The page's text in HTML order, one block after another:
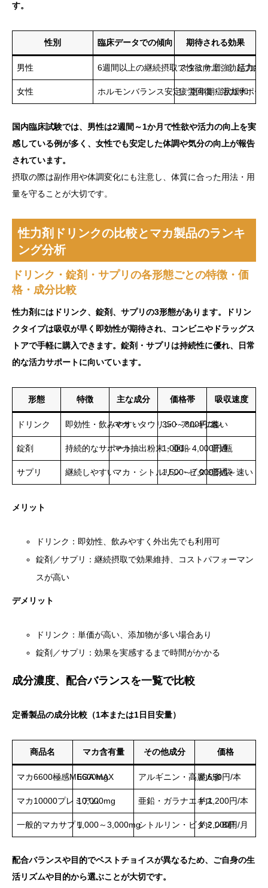
す。
性別 臨床データでの傾向 期待される効果
男性 6週間以上の継続摂取で性欲向上、勃起力向
スタミナ増強、活力維
女性 ホルモンバランス安定、更年期症状緩和
疲労回復・活力サポー
国内臨床試験では、男性は2週間～1か月で性欲や活力の向上を実
感している例が多く、女性でも安定した体調や気分の向上が報告
されています。
摂取の際は副作用や体調変化にも注意し、体質に合った用法・用
量を守ることが大切です。
性力剤ドリンクの比較とマカ製品のランキ
ング分析
ドリンク・錠剤・サプリの各形態ごとの特徴・価
格・成分比較
性力剤にはドリンク、錠剤、サプリの3形態があります。ドリン
クタイプは吸収が早く即効性が期待され、コンビニやドラッグス
トアで手軽に購入できます。錠剤・サプリは持続性に優れ、日常
的な活力サポートに向いています。
形態 特徴 主な成分 価格帯 吸収速度
ドリンク 即効性・飲みやすいマカ・タウリン・アルギニン
350～800円/本速い
錠剤 持続的なサポートマカ抽出粉末・亜鉛1,000～4,000円/瓶
普通
サプリ 継続しやすいマカ・シトルリン・ビタミン
1,500～7,000円/袋普通～速い
メリット
ドリンク：即効性、飲みやすく外出先でも利用可
錠剤／サプリ：継続摂取で効果維持、コストパフォーマン
スが高い
デメリット
ドリンク：単価が高い、添加物が多い場合あり
錠剤／サプリ：効果を実感するまで時間がかかる
成分濃度、配合バランスを一覧で比較
定番製品の成分比較（1本または1日目安量）
商品名 マカ含有量 その他成分 価格
マカ6600極感MEGA MAX
6600mg アルギニン・高麗人参
約650円/本
マカ10000プレミアム
10,000mg 亜鉛・ガラナエキス約1,200円/本
一般的マカサプリ1,000～3,000mgシトルリン・ビタミンB群
約2,000円/月
配合バランスや目的でベストチョイスが異なるため、ご自身の生
活リズムや目的から選ぶことが大切です。